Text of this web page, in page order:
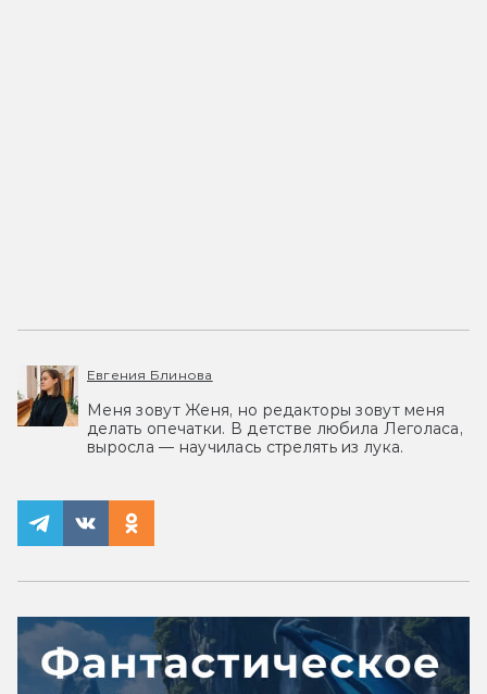
Евгения Блинова
Меня зовут Женя, но редакторы зовут меня
делать опечатки. В детстве любила Леголаса,
выросла — научилась стрелять из лука.